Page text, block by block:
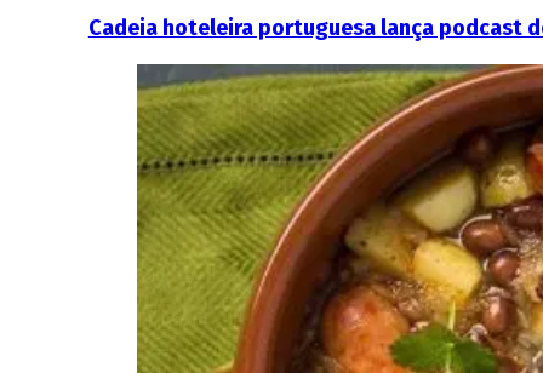
Cadeia hoteleira portuguesa lança podcast